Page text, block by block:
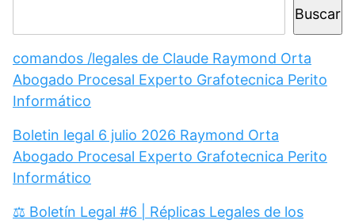
Buscar
comandos /legales de Claude Raymond Orta
Abogado Procesal Experto Grafotecnica Perito
Informático
Boletin legal 6 julio 2026 Raymond Orta
Abogado Procesal Experto Grafotecnica Perito
Informático
⚖️ Boletín Legal #6 | Réplicas Legales de los